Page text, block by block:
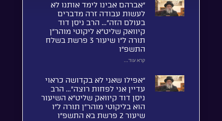
“אברהם אבינו לימד אותנו לא
לעשות עבודה זרה מדברים
בעולם הזה”… הרב ניסן דוד
קיוואק שליט”א ליקוטי מוהר”ן
תורה ל”ו שיעור 3 פרשת בשלח
התשפ”ו
קרא עוד...
“אפילו שאני לא בקדושה כראוי
עדיין אני לפחות רוצה”… הרב
ניסן דוד קיוואק שליט”א השיעור
הוא בליקוטי מוהר”ן תורה ל”ו
שיעור 2 פרשת בא התשפ”ו